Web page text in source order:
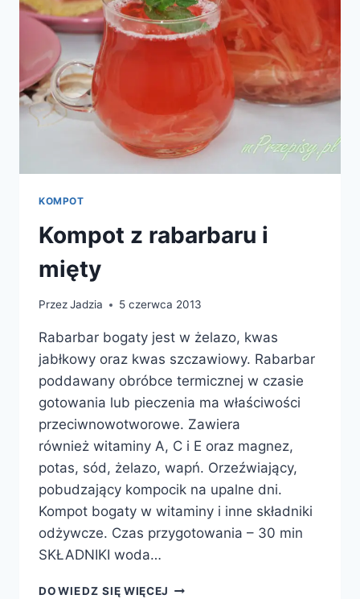
KOMPOT
Kompot z rabarbaru i
mięty
PrzezJadzia 5 czerwca 2013
Rabarbar bogaty jest w żelazo, kwas
jabłkowy oraz kwas szczawiowy. Rabarbar
poddawany obróbce termicznej w czasie
gotowania lub pieczenia ma właściwości
przeciwnowotworowe. Zawiera
również witaminy A, C i E oraz magnez,
potas, sód, żelazo, wapń. Orzeźwiający,
pobudzający kompocik na upalne dni.
Kompot bogaty w witaminy i inne składniki
odżywcze. Czas przygotowania – 30 min
SKŁADNIKI woda…
DOWIEDZ SIĘ WIĘCEJ KOMPOT